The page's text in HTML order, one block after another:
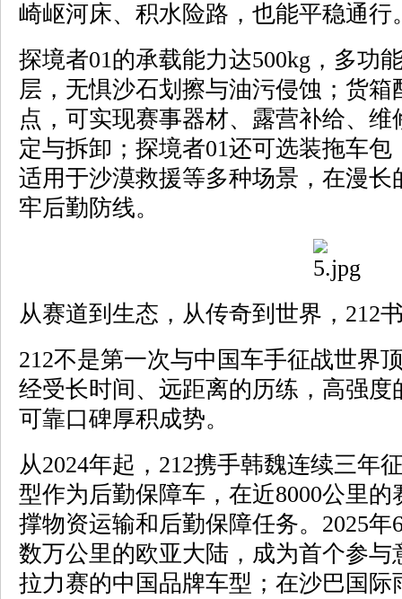
崎岖河床、积水险路，也能平稳通行
探境者01的承载能力达500kg，多功
层，无惧沙石划擦与油污侵蚀；货箱
点，可实现赛事器材、露营补给、
定与拆卸；探境者01还可选装拖车
适用于沙漠救援等多种场景，在漫
牢后勤防线。
从赛道到生态，从传奇到世界，212
212不是第一次与中国车手征战世界
经受长时间、远距离的历练，高强
可靠口碑厚积成势。
从2024年起，212携手韩魏连续三年
型作为后勤保障车，在近8000公里
撑物资运输和后勤保障任务。2025年
数万公里的欧亚大陆，成为首个参
拉力赛的中国品牌车型；在沙巴国际